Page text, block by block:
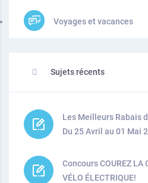
Voyages et vacances
Sujets récents
Les Meilleurs Rabais
Du 25 Avril au 01 Mai
Concours COUREZ LA
VÉLO ÉLECTRIQUE!